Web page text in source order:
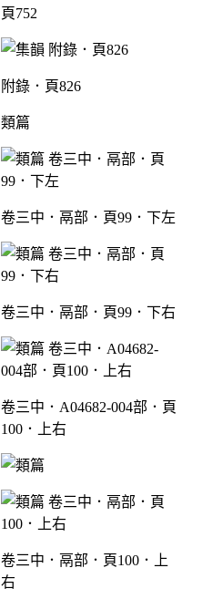
頁752
附錄．頁826
類篇
卷三中．鬲部．頁99．下左
卷三中．鬲部．頁99．下右
卷三中．A04682-004部．頁
100．上右
卷三中．鬲部．頁100．上
右